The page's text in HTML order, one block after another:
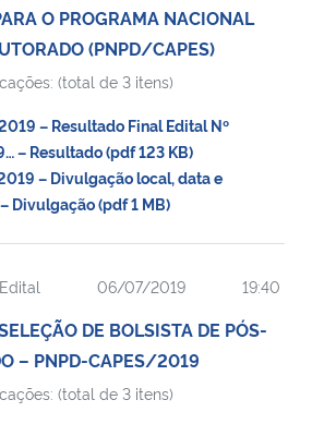
O PROGRAMA NACIONAL
(PNPD/CAPES)
(total de 3 itens)
– Resultado Final Edital Nº
– Resultado (pdf 123 KB)
– Divulgação local, data e
Divulgação (pdf 1 MB)
Edital 06/07/2019 19:40
DE BOLSISTA DE PÓS-
– PNPD-CAPES/2019
(total de 3 itens)